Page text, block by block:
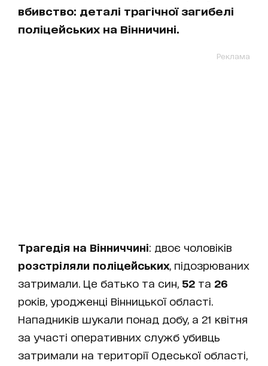
вбивство: деталі трагічної загибелі
поліцейських на Вінничині.
Реклама
Трагедія на Вінниччині: двоє чоловіків
розстріляли поліцейських, підозрюваних
затримали. Це батько та син, 52 та 26
років, уродженці Вінницької області.
Нападників шукали понад добу, а 21 квітня
за участі оперативних служб убивць
затримали на території Одеської області,